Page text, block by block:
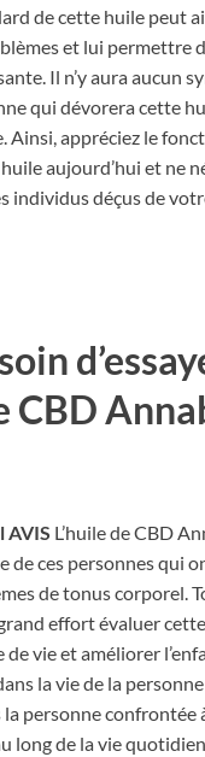
de cette huile peut
et lui permettre
Il n’y aura aucun
qui dévorera cette
Ainsi, appréciez le
aujourd’hui et ne
individus déçus de
CBD
AVIS L’huile de CBD
de ces personnes qui
de tonus corporel.
effort évaluer
vie et améliorer
la vie de la
la personne confrontée
long de la vie